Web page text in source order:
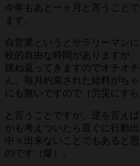
今年もあと一ヶ月と言うこと
ます。
自営業というとサラリーマン
較的自由な時間がありますが
跳ね返ってきますのでオチオ
ん。毎月約束された給料がち
にも無いですので（労災にす
と言うことですが、逆を言え
かも考えついたら直ぐに行動
中々出来ないことでもあると
のです（爆）。